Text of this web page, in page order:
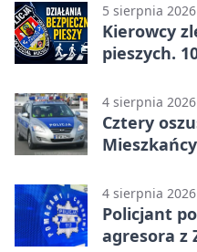
5 sierpnia 2026
Kierowcy
pieszych.
4 sierpnia 2026
Cztery
4 sierpnia 2026
Policjant
agresora z